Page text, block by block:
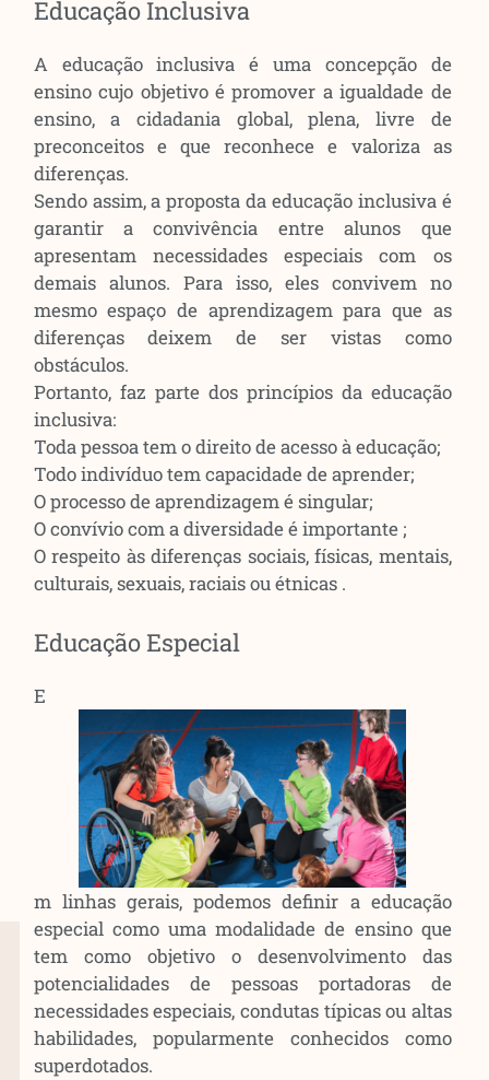
Educação Inclusiva
A educação inclusiva é uma concepção de
ensino cujo objetivo é promover a igualdade de
ensino, a cidadania global, plena, livre de
preconceitos e que reconhece e valoriza as
diferenças.
Sendo assim, a proposta da educação inclusiva é
garantir a convivência entre alunos que
apresentam necessidades especiais com os
demais alunos. Para isso, eles convivem no
mesmo espaço de aprendizagem para que as
diferenças deixem de ser vistas como
obstáculos.
Portanto, faz parte dos princípios da educação
inclusiva:
Toda pessoa tem o direito de acesso à educação;
Todo indivíduo tem capacidade de aprender;
O processo de aprendizagem é singular;
O convívio com a diversidade é importante ;
O respeito às diferenças sociais, físicas, mentais,
culturais, sexuais, raciais ou étnicas .
Educação Especial
E
m linhas gerais, podemos definir a educação
especial como uma modalidade de ensino que
tem como objetivo o desenvolvimento das
potencialidades de pessoas portadoras de
necessidades especiais, condutas típicas ou altas
habilidades, popularmente conhecidos como
superdotados.